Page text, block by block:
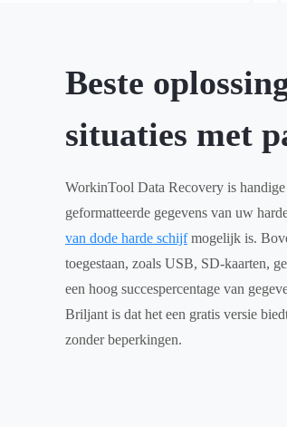
Beste
situaties met
WorkinTool Data Recovery is
geformatteerde gegevens van uw
van dode harde schijfmogelijk is.
toegestaan, zoals USB, SD-kaarten,
een hoog succespercentage van
Briljant is dat het een gratis versie
zonder beperkingen.